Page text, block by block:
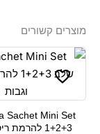
מוצרים קשורים
1+2+3 להרמת ריסים וגבות